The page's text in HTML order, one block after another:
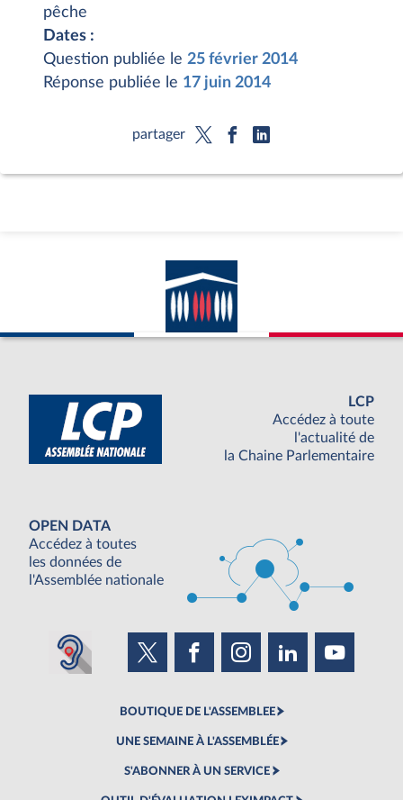
pêche
Dates :
Question publiée le 25 février 2014
Réponse publiée le 17 juin 2014
partager
LCP
Accédez à toute
l'actualité de
la Chaine Parlementaire
OPEN DATA
Accédez à toutes
les données de
l'Assemblée nationale
BOUTIQUE DE L'ASSEMBLEE
UNE SEMAINE À L'ASSEMBLÉE
S'ABONNER À UN SERVICE